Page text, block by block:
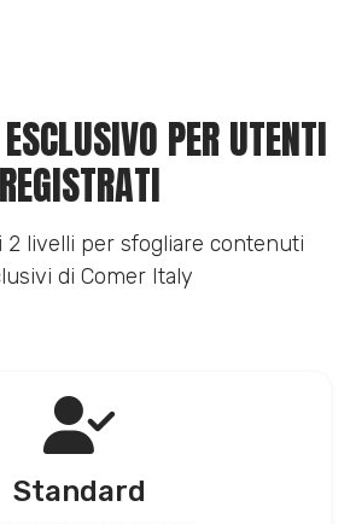
PER UTENTI
REGISTRATI
2 livelli per sfogliare contenuti
di Comer Italy
Standard